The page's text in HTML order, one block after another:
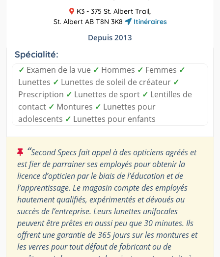
K3 - 375 St. Albert Trail,
St. Albert AB T8N 3K8
Itinéraires
Depuis 2013
Spécialité:
✓ Examen de la vue ✓ Hommes ✓ Femmes ✓
Lunettes ✓ Lunettes de soleil de créateur ✓
Prescription ✓ Lunettes de sport ✓ Lentilles de
contact ✓ Montures ✓ Lunettes pour
adolescents ✓ Lunettes pour enfants
“Second Specs fait appel à des opticiens agréés et
est fier de parrainer ses employés pour obtenir la
licence d’opticien par le biais de l’éducation et de
l’apprentissage. Le magasin compte des employés
hautement qualifiés, expérimentés et dévoués au
succès de l’entreprise. Leurs lunettes unifocales
peuvent être prêtes en aussi peu que 30 minutes. Ils
offrent une garantie de 365 jours sur les montures et
les verres pour tout défaut de fabricant ou de